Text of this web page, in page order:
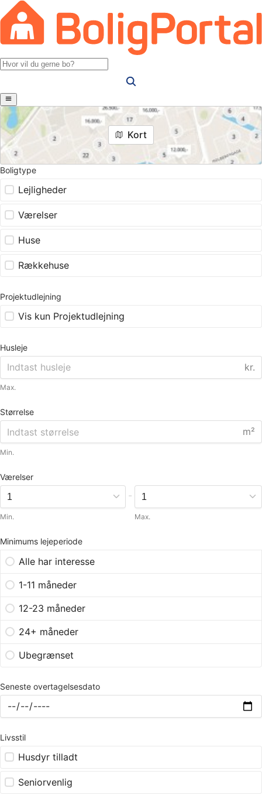
Kort
Boligtype
Lejligheder
Værelser
Huse
Rækkehuse
Projektudlejning
Vis kun Projektudlejning
Husleje
kr.
Max.
Størrelse
m²
Min.
Værelser
Min.
-
Max.
Minimums lejeperiode
Alle har interesse
1-11 måneder
12-23 måneder
24+ måneder
Ubegrænset
Seneste overtagelsesdato
Livsstil
Husdyr tilladt
Seniorvenlig